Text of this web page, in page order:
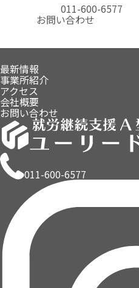
011-600-6577
お問い合わせ
最新情報
事業所紹介
アクセス
会社概要
お問い合わせ
011-600-6577